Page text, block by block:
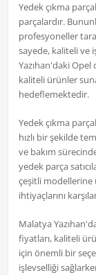
Yedek çıkma
parçalardır.
profesyoneller
sayede, kaliteli ve
Yazıhan'daki Opel
kaliteli ürünler
hedeflemektedir.
Yedek çıkma
hızlı bir şekilde
ve bakım
yedek parça
çeşitli modellerine
ihtiyaçlarını
Malatya
fiyatları, kaliteli
için önemli bir
işlevselliği